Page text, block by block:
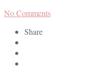
No Comments
Share